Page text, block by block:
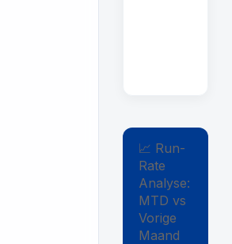
📈 Run-
Rate
Analyse:
MTD vs
Vorige
Maand